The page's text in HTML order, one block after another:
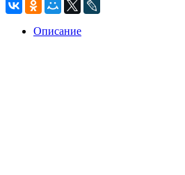
Описание